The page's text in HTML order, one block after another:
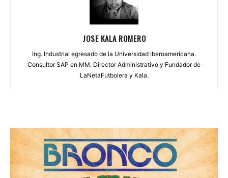
JOSE KALA ROMERO
Ing. Industrial egresado de la Universidad Iberoamericana.
Consultor SAP en MM. Director Administrativo y Fundador de
LaNetaFutbolera y Kala.